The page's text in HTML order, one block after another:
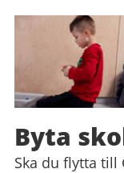
Byta
Ska du flytta till